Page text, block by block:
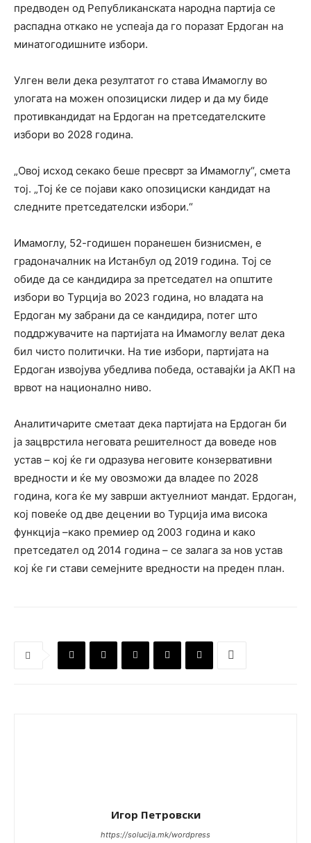
предводен од Републиканската народна партија се
распадна откако не успеаја да го поразат Ердоган на
минатогодишните избори.
Улген вели дека резултатот го става Имамоглу во
улогата на можен опозициски лидер и да му биде
противкандидат на Ердоган на претседателските
избори во 2028 година.
„Овој исход секако беше пресврт за Имамоглу“, смета
тој. „Тој ќе се појави како опозициски кандидат на
следните претседателски избори.“
Имамоглу, 52-годишен поранешен бизнисмен, е
градоначалник на Истанбул од 2019 година. Тој се
обиде да се кандидира за претседател на општите
избори во Турција во 2023 година, но владата на
Ердоган му забрани да се кандидира, потег што
поддржувачите на партијата на Имамоглу велат дека
бил чисто политички. На тие избори, партијата на
Ердоган извојува убедлива победа, оставајќи ја АКП на
врвот на национално ниво.
Аналитичарите сметаат дека партијата на Ердоган би
ја зацврстила неговата решителност да воведе нов
устав – кој ќе ги одразува неговите конзервативни
вредности и ќе му овозможи да владее по 2028
година, кога ќе му заврши актуелниот мандат. Ердоган,
кој повеќе од две децении во Турција има висока
функција –како премиер од 2003 година и како
претседател од 2014 година – се залага за нов устав
кој ќе ги стави семејните вредности на преден план.
Игор Петровски
https://solucija.mk/wordpress